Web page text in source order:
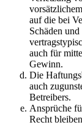
auf die bei
Schäden
auch für
Gewinn.
Die
auch
Betreibers.
Ansprüche
Recht